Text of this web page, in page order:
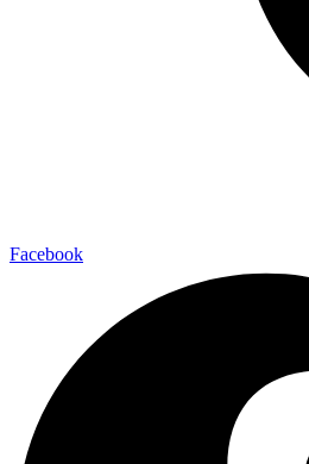
Facebook